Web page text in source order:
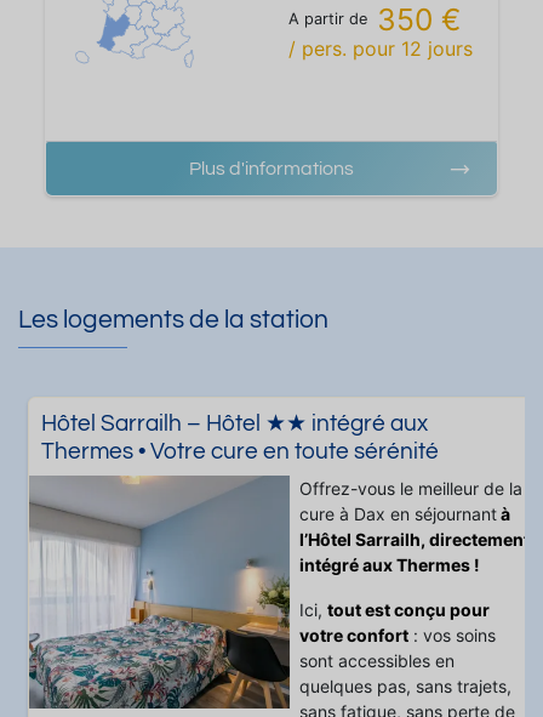
A partir de 350 €
/ pers. pour 12 jours
Plus d'informations
Les logements de la station
Hôtel Sarrailh – Hôtel ★★ intégré aux
Thermes • Votre cure en toute sérénité
Offrez-vous le meilleur de la
cure à Dax en séjournantà
l’Hôtel Sarrailh, directement
intégré aux Thermes !
Ici, tout est conçu pour
votre confort : vos soins
sont accessibles en
quelques pas, sans trajets,
sans fatigue, sans perte de